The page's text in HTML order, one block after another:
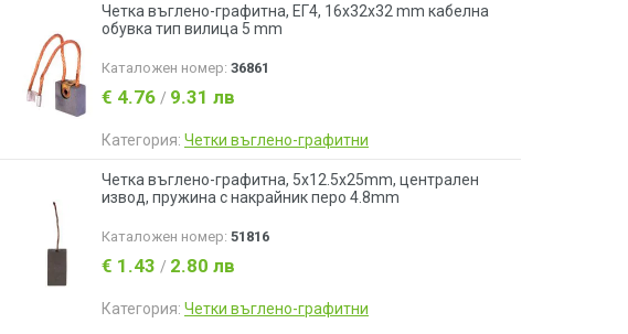
Четка въглено-графитна, ЕГ4, 16x32x32 mm кабелна
обувка тип вилица 5 mm
Каталожен номер: 36861
€ 4.76 / 9.31 лв
Категория: Четки въглено-графитни
Четка въглено-графитна, 5x12.5x25mm, централен
извод, пружина с накрайник перо 4.8mm
Каталожен номер: 51816
€ 1.43 / 2.80 лв
Категория: Четки въглено-графитни